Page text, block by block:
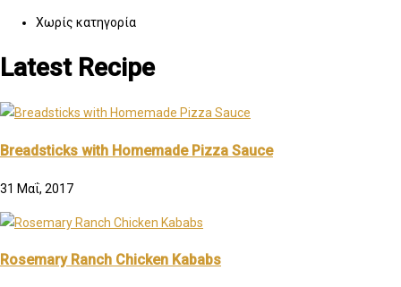
Χωρίς κατηγορία
Latest Recipe
Breadsticks with Homemade Pizza Sauce
31 Μαΐ, 2017
Rosemary Ranch Chicken Kababs